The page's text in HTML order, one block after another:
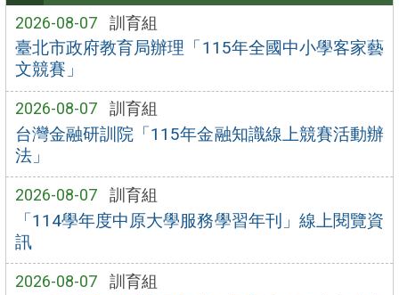
2026-08-07 訓育組
臺北市政府教育局辦理「115年全國中小學客家藝
文競賽」
2026-08-07 訓育組
台灣金融研訓院「115年金融知識線上競賽活動辦
法」
2026-08-07 訓育組
「114學年度中原大學服務學習年刊」線上閱覽資
訊
2026-08-07 訓育組